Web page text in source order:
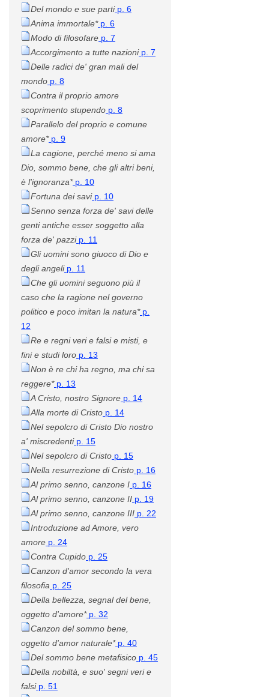
Del mondo e sue partip. 6
Anima immortale*p. 6
Modo di filosofare p. 7
Accorgimento a tutte nazionip. 7
Delle radici de' gran mali del
mondo p. 8
Contra il proprio amore
scoprimento stupendo p. 8
Parallelo del proprio e comune
amore*p. 9
La cagione, perché meno si ama
Dio, sommo bene, che gli altri beni,
è l'ignoranza*p. 10
Fortuna dei savip. 10
Senno senza forza de' savi delle
genti antiche esser soggetto alla
forza de' pazzip. 11
Gli uomini sono giuoco di Dio e
degli angelip. 11
Che gli uomini seguono più il
caso che la ragione nel governo
politico e poco imitan la natura*p.
12
Re e regni veri e falsi e misti, e
fini e studi loro p. 13
Non è re chi ha regno, ma chi sa
reggere*p. 13
A Cristo, nostro Signore p. 14
Alla morte di Cristo p. 14
Nel sepolcro di Cristo Dio nostro
a' miscredentip. 15
Nel sepolcro di Cristo p. 15
Nella resurrezione di Cristo p. 16
Al primo senno, canzone I p. 16
Al primo senno, canzone II p. 19
Al primo senno, canzone III p. 22
Introduzione ad Amore, vero
amore p. 24
Contra Cupido p. 25
Canzon d'amor secondo la vera
filosofia p. 25
Della bellezza, segnal del bene,
oggetto d'amore*p. 32
Canzon del sommo bene,
oggetto d'amor naturale*p. 40
Del sommo bene metafisico p. 45
Della nobiltà, e suo' segni veri e
falsip. 51